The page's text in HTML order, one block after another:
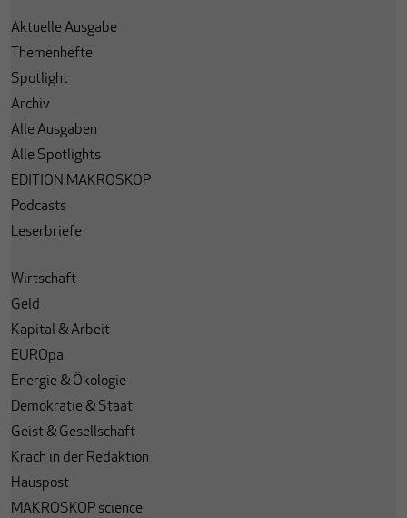
Aktuelle Ausgabe
Themenhefte
Spotlight
Archiv
Alle Ausgaben
Alle Spotlights
EDITION MAKROSKOP
Podcasts
Leserbriefe
Wirtschaft
Geld
Kapital & Arbeit
EUROpa
Energie & Ökologie
Demokratie & Staat
Geist & Gesellschaft
Krach in der Redaktion
Hauspost
MAKROSKOP science